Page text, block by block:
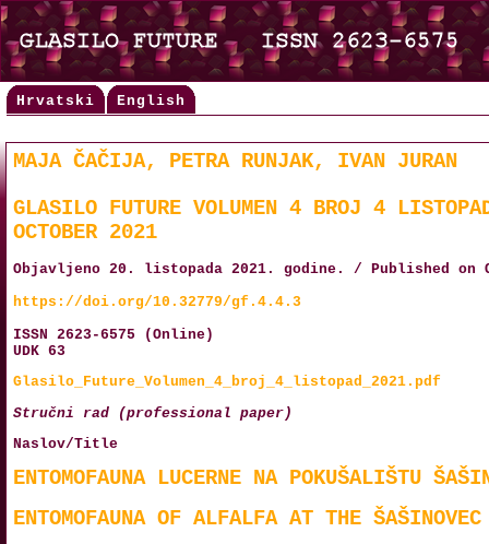
Hrvatski English
MAJA ČAČIJA, PETRA RUNJAK, IVAN JURAN
GLASILO FUTURE VOLUMEN 4 BROJ 4
OCTOBER 2021
Objavljeno 20. listopada 2021. godine. / Published on
https://doi.org/10.32779/gf.4.4.3
ISSN 2623-6575 (Online)
UDK 63
Glasilo_Future_Volumen_4_broj_4_listopad_2021.pdf
Stručni rad (professional paper)
Naslov/Title
ENTOMOFAUNA LUCERNE NA POKUŠALIŠTU
ENTOMOFAUNA OF ALFALFA AT THE